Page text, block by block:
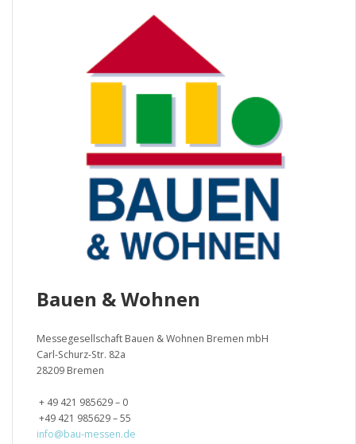
Bauen & Wohnen
Messegesellschaft Bauen & Wohnen Bremen mbH
Carl-Schurz-Str. 82a
28209 Bremen
+ 49 421 985629 – 0
+49 421 985629 – 55
info@bau-messen.de